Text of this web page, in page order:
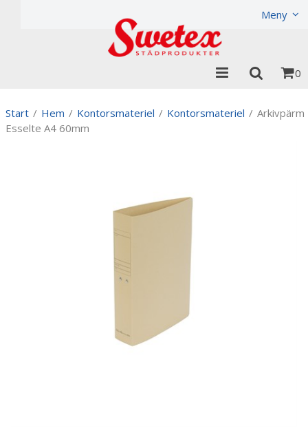
Meny
0
Start / Hem / Kontorsmateriel / Kontorsmateriel / Arkivpärm
Esselte A4 60mm